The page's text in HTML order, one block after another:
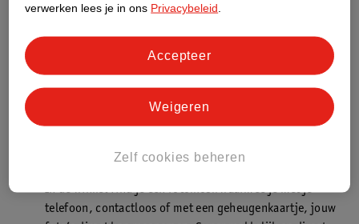
Laat je bestelling snel en gemakkelijk bezorgen in de
Kruidvat is een gecertificeerd drogist. Dit betekent dat je
In de winkel vind je een fotokiosk waarmee je met je
telefoon, contactloos of met een geheugenkaartje, jouw
verwerken lees je in ons Privacybeleid
Zelf cookies beheren
Weigeren
Accepteer